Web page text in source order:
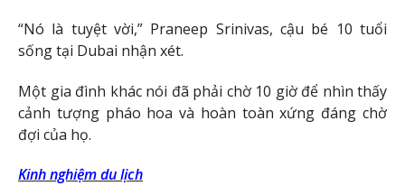
“Nó là tuyệt vời,” Praneep Srinivas, cậu bé 10 tuổi
sống tại Dubai nhận xét.
Một gia đình khác nói đã phải chờ 10 giờ để nhìn thấy
cảnh tượng pháo hoa và hoàn toàn xứng đáng chờ
đợi của họ.
Kinh nghiệm du lịch